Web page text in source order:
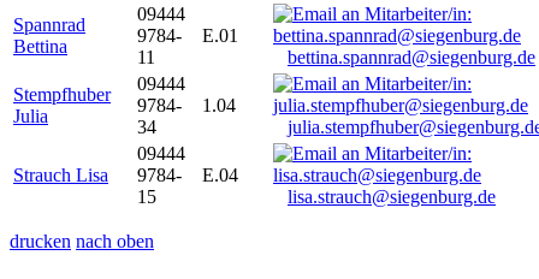
Spannrad
Bettina
09444
9784-
11
E.01
bettina.spannrad@siegenburg.de
Stempfhuber
Julia
09444
9784-
34
1.04
Strauch Lisa
09444
9784-
15
E.04
lisa.strauch@siegenburg.de
drucken nach oben